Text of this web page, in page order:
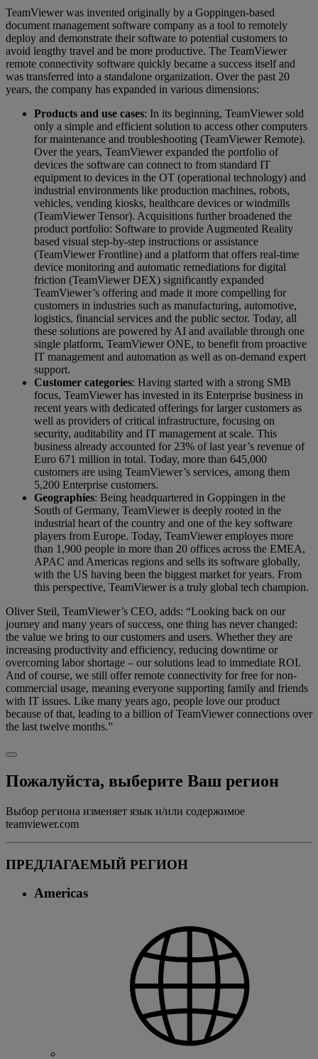
TeamViewer was invented originally by a Goppingen-based
document management software company as a tool to remotely
deploy and demonstrate their software to potential customers to
avoid lengthy travel and be more productive. The TeamViewer
remote connectivity software quickly became a success itself and
was transferred into a standalone organization. Over the past 20
years, the company has expanded in various dimensions:
Products and use cases: In its beginning, TeamViewer sold
only a simple and efficient solution to access other computers
for maintenance and troubleshooting (TeamViewer Remote).
Over the years, TeamViewer expanded the portfolio of
devices the software can connect to from standard IT
equipment to devices in the OT (operational technology) and
industrial environments like production machines, robots,
vehicles, vending kiosks, healthcare devices or windmills
(TeamViewer Tensor). Acquisitions further broadened the
product portfolio: Software to provide Augmented Reality
based visual step-by-step instructions or assistance
(TeamViewer Frontline) and a platform that offers real-time
device monitoring and automatic remediations for digital
friction (TeamViewer DEX) significantly expanded
TeamViewer’s offering and made it more compelling for
customers in industries such as manufacturing, automotive,
logistics, financial services and the public sector. Today, all
these solutions are powered by AI and available through one
single platform, TeamViewer ONE, to benefit from proactive
IT management and automation as well as on-demand expert
support.
Customer categories: Having started with a strong SMB
focus, TeamViewer has invested in its Enterprise business in
recent years with dedicated offerings for larger customers as
well as providers of critical infrastructure, focusing on
security, auditability and IT management at scale. This
business already accounted for 23% of last year’s revenue of
Euro 671 million in total. Today, more than 645,000
customers are using TeamViewer’s services, among them
5,200 Enterprise customers.
Geographies: Being headquartered in Goppingen in the
South of Germany, TeamViewer is deeply rooted in the
industrial heart of the country and one of the key software
players from Europe. Today, TeamViewer employes more
than 1,900 people in more than 20 offices across the EMEA,
APAC and Americas regions and sells its software globally,
with the US having been the biggest market for years. From
this perspective, TeamViewer is a truly global tech champion.
Oliver Steil, TeamViewer’s CEO, adds: “Looking back on our
journey and many years of success, one thing has never changed:
the value we bring to our customers and users. Whether they are
increasing productivity and efficiency, reducing downtime or
overcoming labor shortage – our solutions lead to immediate ROI.
And of course, we still offer remote connectivity for free for non-
commercial usage, meaning everyone supporting family and friends
with IT issues. Like many years ago, people love our product
because of that, leading to a billion of TeamViewer connections over
the last twelve months.”
Пожалуйста, выберите Ваш регион
Выбор региона изменяет язык и/или содержимое
teamviewer.com
ПРЕДЛАГАЕМЫЙ РЕГИОН
Americas